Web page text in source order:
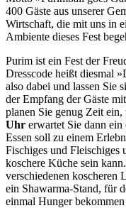
400 Gäste aus unserer
Wirtschaft, die mit uns in
Ambiente dieses Fest
Purim ist ein Fest der
Dresscode heißt diesmal
also dabei und lassen Sie
der Empfang der Gäste mit
planen Sie genug Zeit
Uhr erwartet Sie dann ein
Essen soll zu einem
Fischiges und Fleischiges
koschere Küche sein
verschiedenen koscheren
ein Shawarma-Stand, für
einmal Hunger